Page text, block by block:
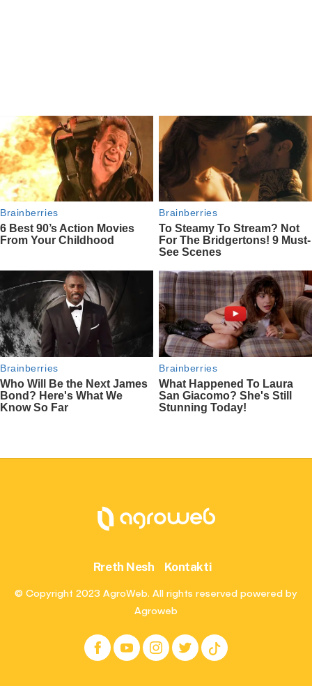
Rreth Nesh Kontakti
© Copyright 2023 AgroWeb. All rights reserved powered by
Agroweb